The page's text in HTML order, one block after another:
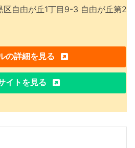
自由が丘1丁目9-3 自由が丘第2
の詳細を見る
イトを見る